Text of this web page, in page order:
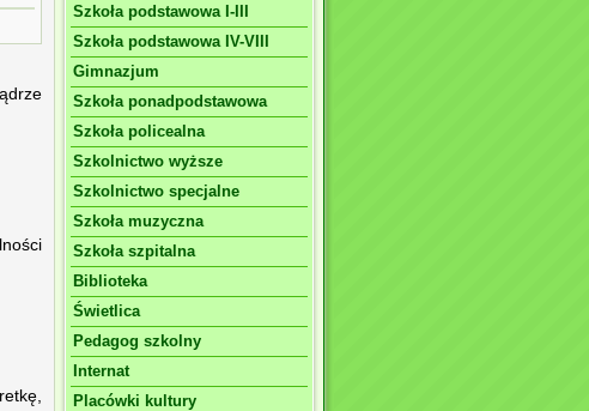
Szkoła podstawowa I-III
Szkoła podstawowa IV-VIII
Gimnazjum
Szkoła ponadpodstawowa
Szkoła policealna
Szkolnictwo wyższe
Szkolnictwo specjalne
Szkoła muzyczna
Szkoła szpitalna
Biblioteka
Świetlica
Pedagog szkolny
Internat
Placówki kultury